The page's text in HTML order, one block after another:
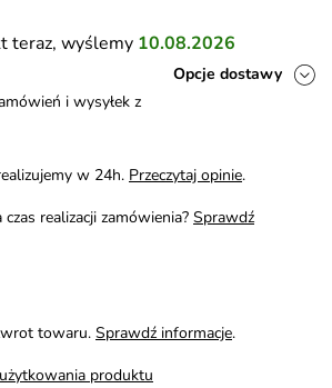
teraz, wyślemy 10.08.2026
Opcje dostawy
i wysyłek z
w 24h. Przeczytaj opinie.
realizacji zamówienia? Sprawdź
towaru. Sprawdź informacje.
produktu